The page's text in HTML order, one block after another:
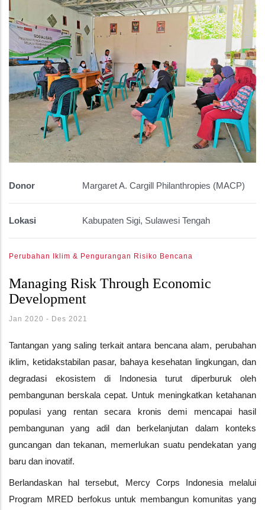
Donor Margaret A. Cargill Philanthropies (MACP)
Lokasi Kabupaten Sigi, Sulawesi Tengah
Perubahan Iklim & Pengurangan Risiko Bencana
Managing Risk Through Economic
Development
Jan 2020 - Des 2021
Tantangan yang saling terkait antara bencana alam, perubahan
iklim, ketidakstabilan pasar, bahaya kesehatan lingkungan, dan
degradasi ekosistem di Indonesia turut diperburuk oleh
pembangunan berskala cepat. Untuk meningkatkan ketahanan
populasi yang rentan secara kronis demi mencapai hasil
pembangunan yang adil dan berkelanjutan dalam konteks
guncangan dan tekanan, memerlukan suatu pendekatan yang
baru dan inovatif.
Berlandaskan hal tersebut, Mercy Corps Indonesia melalui
Program MRED berfokus untuk membangun komunitas yang